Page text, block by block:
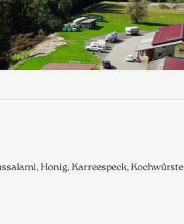
Honig, Karreespeck, Kochwürste